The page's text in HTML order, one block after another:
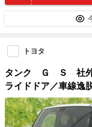
トヨタ
タンク Ｇ Ｓ 社外
ライドドア／車線逸
接続／ＥＢＤ付ＡＢ
プ／バックモニター